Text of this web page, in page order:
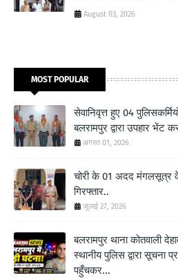
August 03, 2026
MOST POPULAR
सेवानिवृत्त हुए 04
बलरामपुर द्वारा उपहार भेंट
अगस्त 01, 2026
चोरी के 01 अदद मंगलसूत्र
गिरफ्तार..
जुलाई 27, 2026
बलरामपुर थाना कोतवाली
स्थानीय पुलिस द्वारा सूचना
पहुँचकर...